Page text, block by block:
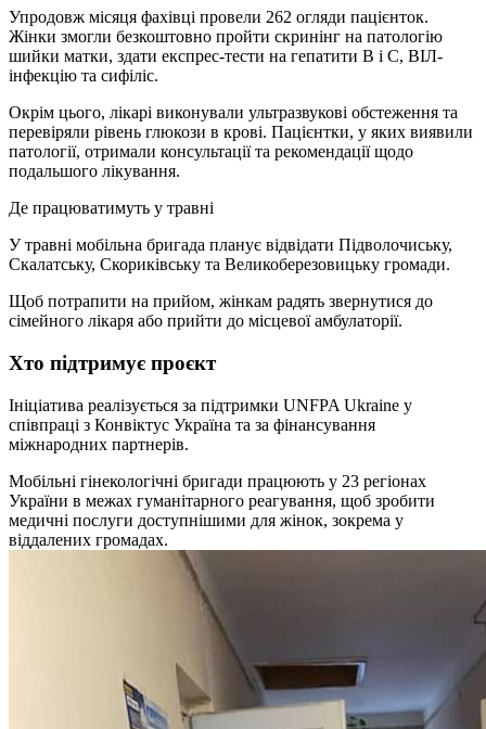
Упродовж місяця фахівці провели 262 огляди пацієнток.
Жінки змогли безкоштовно пройти скринінг на патологію
шийки матки, здати експрес-тести на гепатити В і С, ВІЛ-
інфекцію та сифіліс.
Окрім цього, лікарі виконували ультразвукові обстеження та
перевіряли рівень глюкози в крові. Пацієнтки, у яких виявили
патології, отримали консультації та рекомендації щодо
подальшого лікування.
Де працюватимуть у травні
У травні мобільна бригада планує відвідати Підволочиську,
Скалатську, Скориківську та Великоберезовицьку громади.
Щоб потрапити на прийом, жінкам радять звернутися до
сімейного лікаря або прийти до місцевої амбулаторії.
Хто підтримує проєкт
Ініціатива реалізується за підтримки UNFPA Ukraine у
співпраці з Конвіктус Україна та за фінансування
міжнародних партнерів.
Мобільні гінекологічні бригади працюють у 23 регіонах
України в межах гуманітарного реагування, щоб зробити
медичні послуги доступнішими для жінок, зокрема у
віддалених громадах.